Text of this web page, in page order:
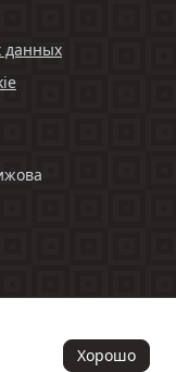
данных
на нем,
Хорошо